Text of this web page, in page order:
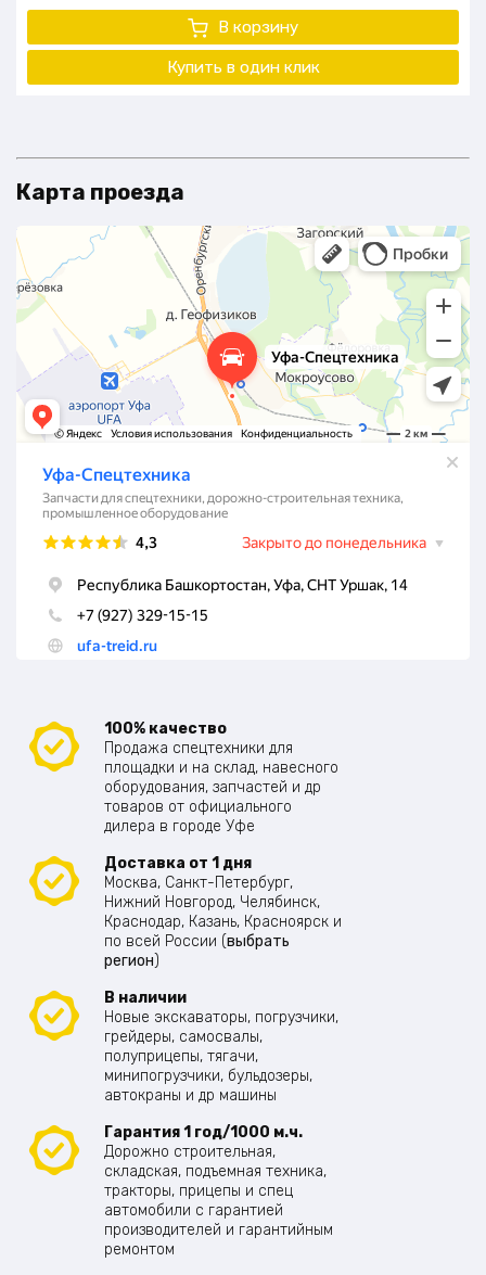
В корзину
Купить в один клик
Карта проезда
100% качество
Продажа спецтехники для
площадки и на склад, навесного
оборудования, запчастей и др
товаров от официального
дилера в городе Уфе
Доставка от 1 дня
Москва, Санкт-Петербург,
Нижний Новгород, Челябинск,
Краснодар, Казань, Красноярск и
по всей России (выбрать
регион)
В наличии
Новые экскаваторы, погрузчики,
грейдеры, самосвалы,
полуприцепы, тягачи,
минипогрузчики, бульдозеры,
автокраны и др машины
Гарантия 1 год/1000 м.ч.
Дорожно строительная,
складская, подъемная техника,
тракторы, прицепы и спец
автомобили с гарантией
производителей и гарантийным
ремонтом